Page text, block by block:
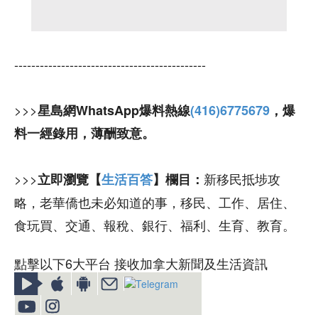
---------------------------------------------
>>>星島網WhatsApp爆料熱線(416)6775679 ，爆
料一經錄用，薄酬致意。
>>>立即瀏覽【生活百答】欄目： 新移民抵埗攻
略，老華僑也未必知道的事，移民、工作、居住、
食玩買、交通、報稅、銀行、福利、生育、教育。
點擊以下6大平台 接收加拿大新聞及生活資訊